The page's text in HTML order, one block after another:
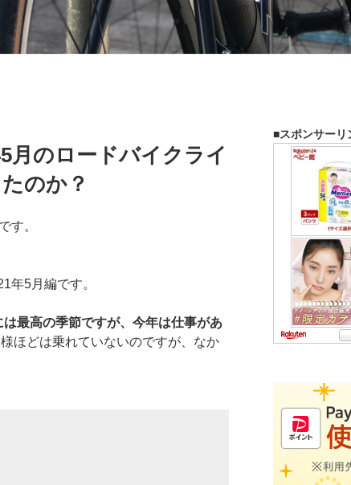
月のロードバイクライ
のか？
す。
年5月編です。
最高の季節ですが、今年は仕事があ
ほどは乗れていないのですが、なか
■スポンサーリ